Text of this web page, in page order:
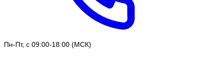
Пн-Пт, с 09:00-18:00 (МСК)